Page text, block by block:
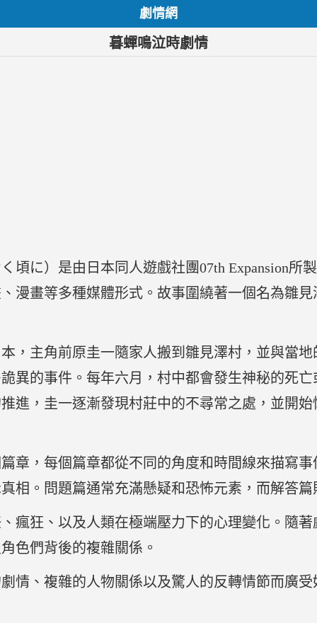
劇情網
暮蟬鳴泣時劇情
頃に）是由日本同人遊戲社團07th Expansion所
漫畫等多種媒體形式。故事圍繞著一個名為雛
，主角前原圭一隨家人搬到雛見澤村，並與當
異的事件。每年六月，村中都會發生神秘的死
進，圭一逐漸發現村莊中的不尋常之處，並開
章，每個篇章都從不同的角度和時間線來描寫
相。問題篇通常充滿懸疑和恐怖元素，而解答
瘋狂、以及人類在極端壓力下的心理變化。隨
色們背後的複雜關係。
情、複雜的人物關係以及驚人的反轉情節而廣